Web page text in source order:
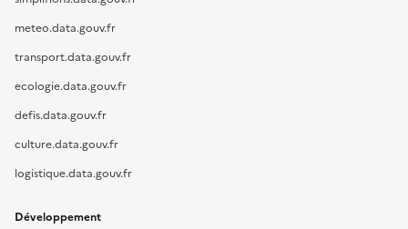
meteo.data.gouv.fr
transport.data.gouv.fr
ecologie.data.gouv.fr
defis.data.gouv.fr
culture.data.gouv.fr
logistique.data.gouv.fr
Développement